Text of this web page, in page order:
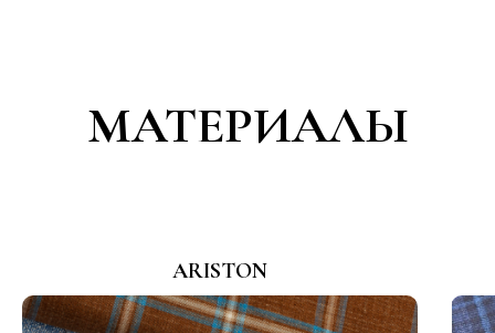
МАТЕРИАЛЫ
ARISTON